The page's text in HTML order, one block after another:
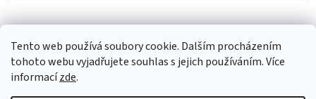
Tento web používá soubory cookie. Dalším procházením
tohoto webu vyjadřujete souhlas s jejich používáním. Více
informacízde.
Facebook